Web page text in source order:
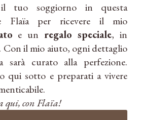
incantevole paese si trova
albergo diffuso composto
dislocate qua e là nel borgo,
differenti.
anche un ristorante con
che affaccia sulle
tuo soggiorno in questa
Flaïa per ricevere il mio
e un regalo speciale, in
Con il mio aiuto, ogni dettaglio
sarà curato alla perfezione.
qui sotto e preparati a vivere
qui, con Flaïa!